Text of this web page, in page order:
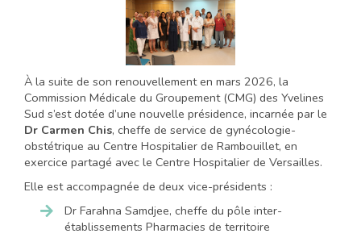
À la suite de son renouvellement en mars 2026, la
Commission Médicale du Groupement (CMG) des Yvelines
Sud s’est dotée d’une nouvelle présidence, incarnée par le
Dr Carmen Chis, cheffe de service de gynécologie-
obstétrique au Centre Hospitalier de Rambouillet, en
exercice partagé avec le Centre Hospitalier de Versailles.
Elle est accompagnée de deux vice-présidents :
Dr Farahna Samdjee, cheffe du pôle inter-
établissements Pharmacies de territoire